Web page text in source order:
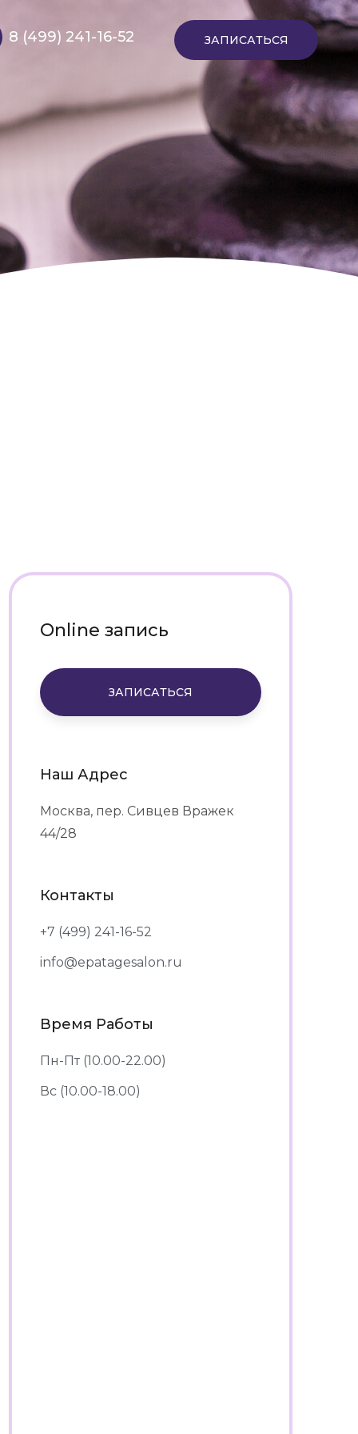
8 (499) 241-16-52 ЗАПИСАТЬСЯ
Online запись
ЗАПИСАТЬСЯ
Наш Адрес
Москва, пер. Сивцев Вражек
44/28
Контакты
+7 (499) 241-16-52
info@epatagesalon.ru
Время Работы
Пн-Пт (10.00-22.00)
Вс (10.00-18.00)